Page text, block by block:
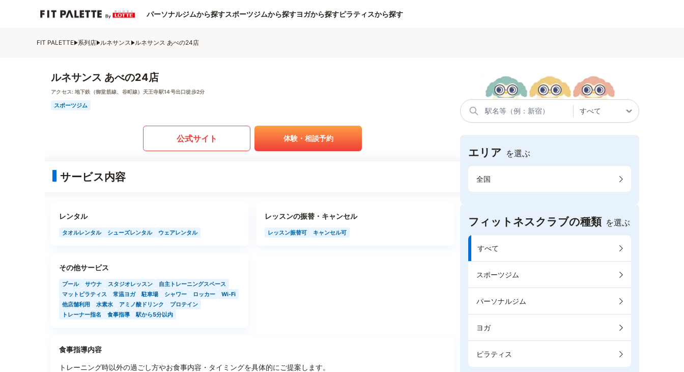
パーソナルジムから探すスポーツジムから探すヨガから探すピラティスから探す
FIT PALETTE 系列店 ルネサンス ルネサンス あべの24店
ルネサンス あべの24店
アクセス: 地下鉄（御堂筋線、谷町線）天王寺駅14号出口徒歩2分
スポーツジム
公式サイト 体験・相談予約
サービス内容
レンタル
タオルレンタル シューズレンタル ウェアレンタル
レッスンの振替・キャンセル
レッスン振替可 キャンセル可
その他サービス
プール サウナ スタジオレッスン
自主トレーニングスペース
マットピラティス
常温ヨガ 駐車場 シャワー ロッカー
Wi-Fi
他店舗利用
水素水 アミノ酸ドリンク
プロテイン
トレーナー指名
食事指導 駅から5分以内
食事指導内容
トレーニング時以外の過ごし方やお食事内容・タイミングを具体的にご提案します。
エリア を選ぶ
全国
フィットネスクラブの種類 を選ぶ
すべて
スポーツジム
パーソナルジム
ヨガ
ピラティス